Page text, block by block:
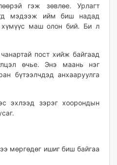
гэж зөвлөе. Урлагт
мэдээж ийм биш надад
маш олон бий. Би л
пост хийж байгаад
өчье. Энэ маань нэг
бүтээлчдэд анхааруулга
эхлээд зэрэг хоорондын
мөргөдөг ишиг биш байгаа